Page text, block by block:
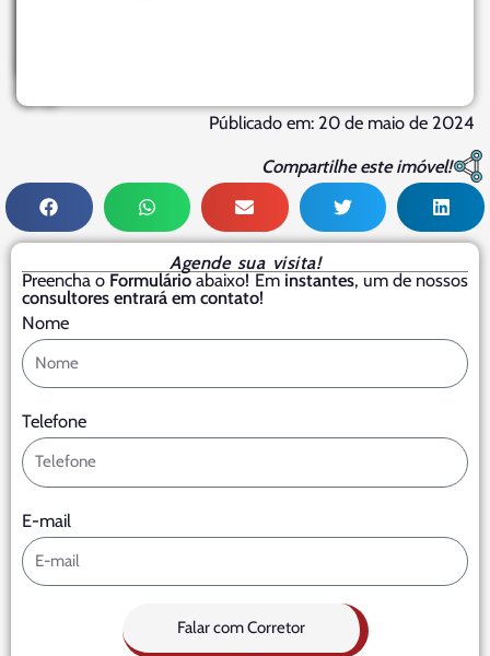
Públicado em: 20 de maio de 2024
Compartilhe este imóvel!
Agende sua visita!
Preencha oFormulárioabaixo! Eminstantes, um de nossos
consultores entrará em contato!
Nome
Telefone
E-mail
Falar com Corretor